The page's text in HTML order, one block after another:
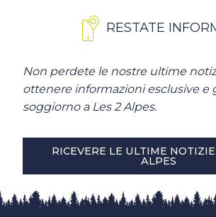
RESTATE
Non perdete le nostre ultime
ottenere informazioni esclusive e
soggiorno a Les 2 Alpes.
RICEVERE LE ULTIME
ALPES